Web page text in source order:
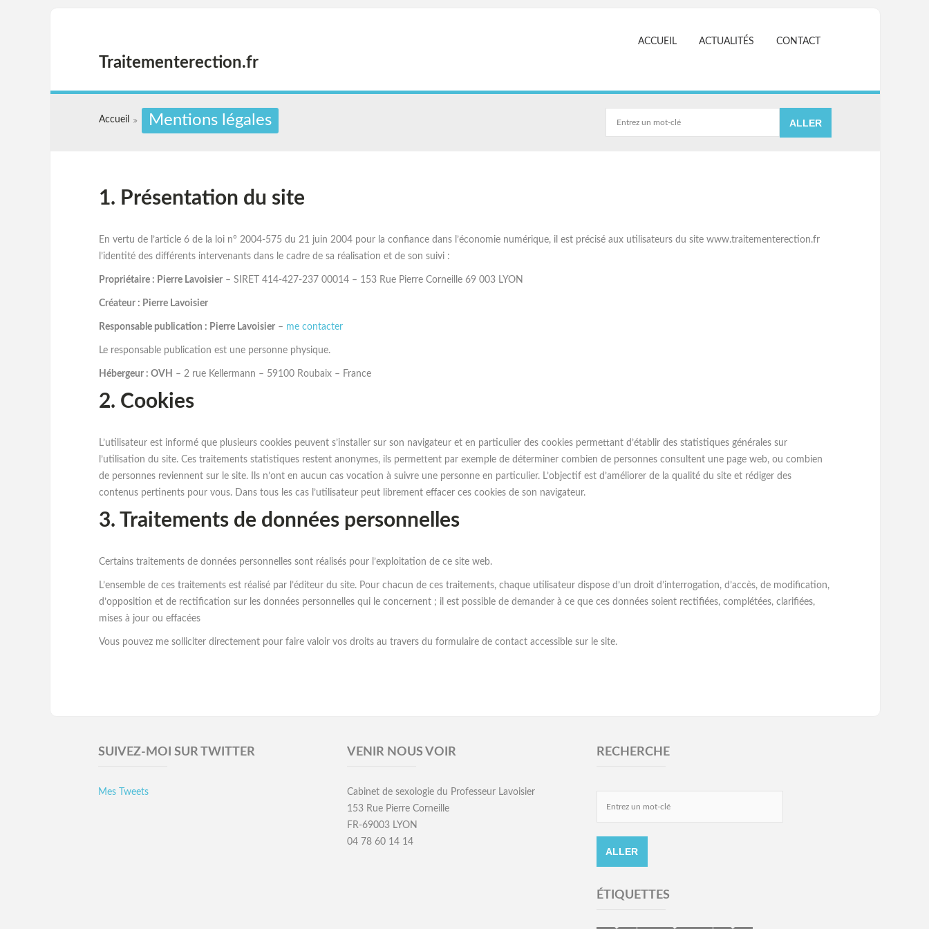
Traitementerection.fr
ACCUEIL ACTUALITÉS CONTACT
Accueil Mentions légales
1. Présentation du site
En vertu de l’article 6 de la loi n° 2004-575 du 21 juin 2004 pour la confiance dans l’économie numérique, il est précisé aux utilisateurs du site www.traitementerection.fr
l’identité des différents intervenants dans le cadre de sa réalisation et de son suivi :
Propriétaire : Pierre Lavoisier – SIRET 414-427-237 00014 – 153 Rue Pierre Corneille 69 003 LYON
Créateur : Pierre Lavoisier
Responsable publication : Pierre Lavoisier – me contacter
Le responsable publication est une personne physique.
Hébergeur : OVH – 2 rue Kellermann – 59100 Roubaix – France
2. Cookies
L’utilisateur est informé que plusieurs cookies peuvent s’installer sur son navigateur et en particulier des cookies permettant d’établir des statistiques générales sur
l’utilisation du site. Ces traitements statistiques restent anonymes, ils permettent par exemple de déterminer combien de personnes consultent une page web, ou combien
de personnes reviennent sur le site. Ils n’ont en aucun cas vocation à suivre une personne en particulier. L’objectif est d’améliorer de la qualité du site et rédiger des
contenus pertinents pour vous. Dans tous les cas l’utilisateur peut librement effacer ces cookies de son navigateur.
3. Traitements de données personnelles
Certains traitements de données personnelles sont réalisés pour l’exploitation de ce site web.
L’ensemble de ces traitements est réalisé par l’éditeur du site. Pour chacun de ces traitements, chaque utilisateur dispose d’un droit d’interrogation, d’accès, de modification,
d’opposition et de rectification sur les données personnelles qui le concernent ; il est possible de demander à ce que ces données soient rectifiées, complétées, clarifiées,
mises à jour ou effacées
Vous pouvez me solliciter directement pour faire valoir vos droits au travers du formulaire de contact accessible sur le site.
SUIVEZ-MOI SUR TWITTER
Mes Tweets
VENIR NOUS VOIR
Cabinet de sexologie du Professeur Lavoisier
153 Rue Pierre Corneille
FR-69003 LYON
04 78 60 14 14
RECHERCHE
ÉTIQUETTES